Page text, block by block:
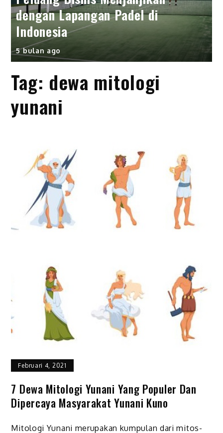
dengan Lapangan Padel di
Indonesia
5 bulan ago
Tag: dewa mitologi
yunani
Februari 4, 2021
7 Dewa Mitologi Yunani Yang Populer Dan
Dipercaya Masyarakat Yunani Kuno
Mitologi Yunani merupakan kumpulan dari mitos-